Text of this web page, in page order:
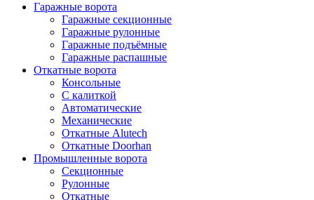
Гаражные ворота
Гаражные секционные
Гаражные рулонные
Гаражные подъёмные
Гаражные распашные
Откатные ворота
Консольные
С калиткой
Автоматические
Механические
Откатные Alutech
Откатные Doorhan
Промышленные ворота
Секционные
Рулонные
Откатные